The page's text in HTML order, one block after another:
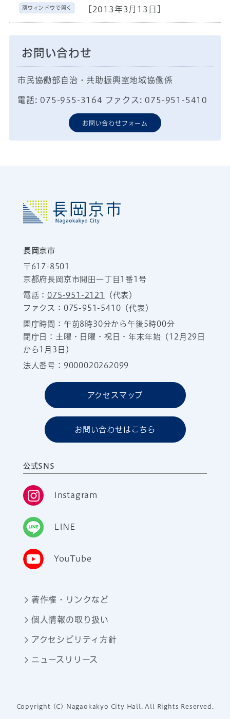
別ウィンドウで開く [2013年3月13日]
お問い合わせ
市民協働部自治・共助振興室地域協働係
電話: 075-955-3164 ファクス: 075-951-5410
お問い合わせフォーム
長岡京市
〒617-8501
京都府長岡京市開田一丁目1番1号
電話：075-951-2121
（代表）
ファクス：075-951-5410（代表）
開庁時間：午前8時30分から午後5時00分
閉庁日：土曜・日曜・祝日・年末年始（12月29日
から1月3日）
法人番号：9000020262099
アクセスマップ
お問い合わせはこちら
公式SNS
Instagram
LINE
YouTube
著作権・リンクなど
個人情報の取り扱い
アクセシビリティ方針
ニュースリリース
Copyright (C) Nagaokakyo City Hall. All Rights Reserved.